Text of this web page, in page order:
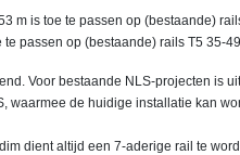
m is toe te passen op (bestaande)
te passen op (bestaande) rails T5 35-
Voor bestaande NLS-projecten is
waarmee de huidige installatie kan
dient altijd een 7-aderige rail te